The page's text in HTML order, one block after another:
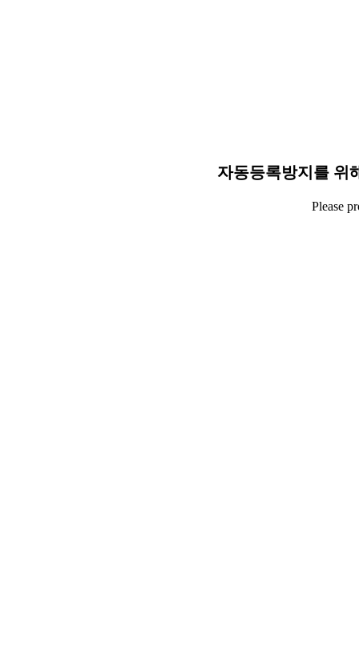
자동등록방지를 위
Please